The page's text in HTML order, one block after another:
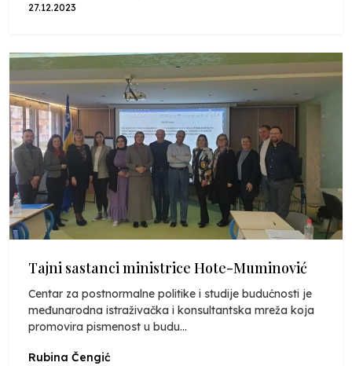
27.12.2023
Tajni sastanci ministrice Hote-Muminović
Centar za postnormalne politike i studije budućnosti je
međunarodna istraživačka i konsultantska mreža koja
promovira pismenost u budu...
Rubina Čengić